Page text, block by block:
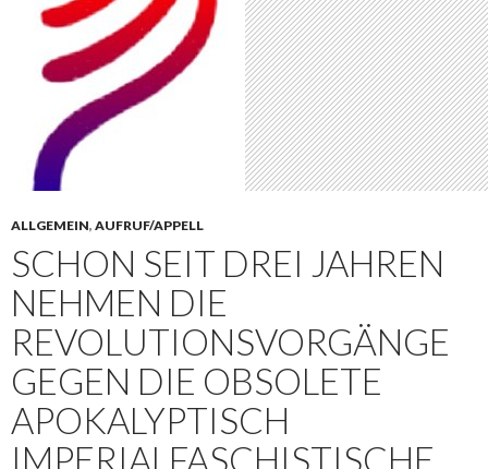
ALLGEMEIN, AUFRUF/APPELL
SCHON SEIT DREI JAHREN
NEHMEN DIE
REVOLUTIONSVORGÄNGE
GEGEN DIE OBSOLETE
APOKALYPTISCH
IMPERIALFASCHISTISCHE